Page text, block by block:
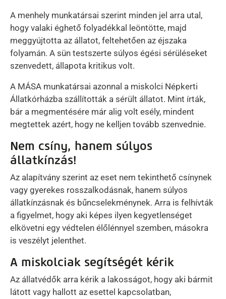
A menhely munkatársai szerint minden jel arra utal,
hogy valaki éghető folyadékkal leöntötte, majd
meggyújtotta az állatot, feltehetően az éjszaka
folyamán. A sün testszerte súlyos égési sérüléseket
szenvedett, állapota kritikus volt.
A MÁSA munkatársai azonnal a miskolci Népkerti
Állatkórházba szállították a sérült állatot. Mint írták,
bár a megmentésére már alig volt esély, mindent
megtettek azért, hogy ne kelljen tovább szenvednie.
Nem csíny, hanem súlyos
állatkínzás!
Az alapítvány szerint az eset nem tekinthető csínynek
vagy gyerekes rosszalkodásnak, hanem súlyos
állatkínzásnak és bűncselekménynek. Arra is felhívták
a figyelmet, hogy aki képes ilyen kegyetlenséget
elkövetni egy védtelen élőlénnyel szemben, másokra
is veszélyt jelenthet.
A miskolciak segítségét kérik
Az állatvédők arra kérik a lakosságot, hogy aki bármit
látott vagy hallott az esettel kapcsolatban,